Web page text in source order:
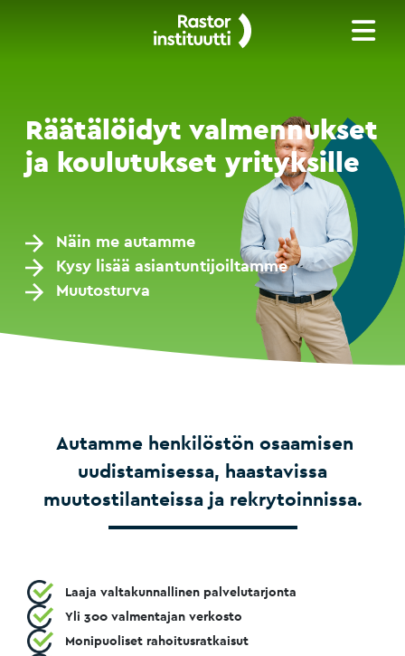
Räätälöidyt valmennukset
ja koulutukset yrityksille
Näin me autamme
Kysy lisää asiantuntijoiltamme
Muutosturva
Autamme henkilöstön osaamisen
uudistamisessa, haastavissa
muutostilanteissa ja rekrytoinnissa.
Laaja valtakunnallinen palvelutarjonta
Yli 300 valmentajan verkosto
Monipuoliset rahoitusratkaisut